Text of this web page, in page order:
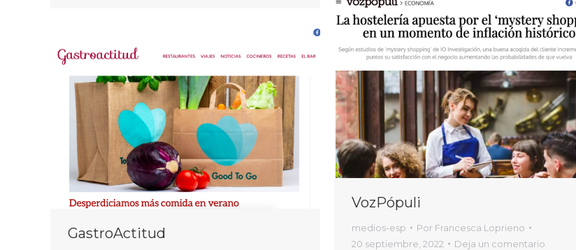
VozPópuli
medios-esp Por Francesca Loprieno
20 septiembre, 2022
Deja un comentario
GastroActitud